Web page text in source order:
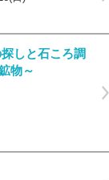
しと石ころ調
物～